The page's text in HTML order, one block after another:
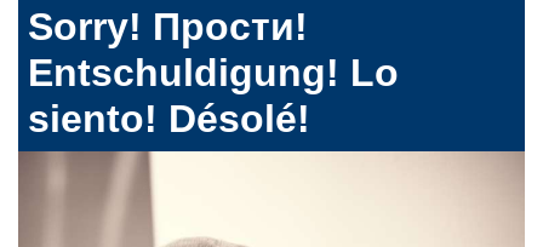
Sorry! Прости!
Entschuldigung! Lo
siento! Désolé!